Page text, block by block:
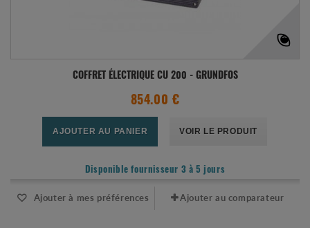
COFFRET ÉLECTRIQUE CU 200 - GRUNDFOS
854.00 €
AJOUTER AU PANIER VOIR LE PRODUIT
Disponible fournisseur 3 à 5 jours
Ajouter à mes préférences Ajouter au comparateur